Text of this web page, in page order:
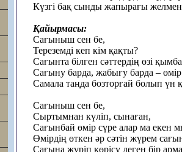
Күзгі бақ сынды жапырағы желмен
Қайырмасы:
Сағыныш сен бе,
Тереземді кеп кім қақты?
Сағынта білген сәттердің өзі
Сағыну барда, жабығу барда –
Самала таңда бозторғай болып үн
Сағыныш сен бе,
Сыртымнан күліп, сынаған,
Сағынбай өмір сүре алар ма екен
Өмірдің өткен әр сәтін жүрем
Сағына жүріп көрісу деген бір